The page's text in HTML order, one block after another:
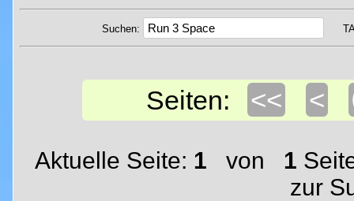
Suchen:
Seiten: << <
Aktuelle Seite: 1 von 1
zur